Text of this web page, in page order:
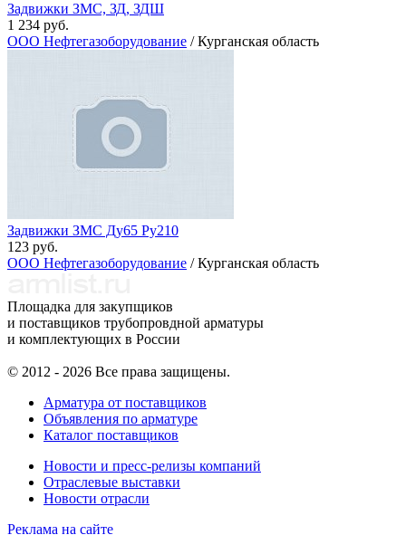
Задвижки ЗМС, ЗД, ЗДШ
1 234 руб.
ООО Нефтегазоборудование / Курганская область
Задвижки ЗМС Ду65 Ру210
123 руб.
ООО Нефтегазоборудование / Курганская область
Площадка для закупщиков
и поставщиков трубопровдной арматуры
и комплектующих в России
© 2012 - 2026 Все права защищены.
Арматура от поставщиков
Объявления по арматуре
Каталог поставщиков
Новости и пресс-релизы компаний
Отраслевые выставки
Новости отрасли
Реклама на сайте